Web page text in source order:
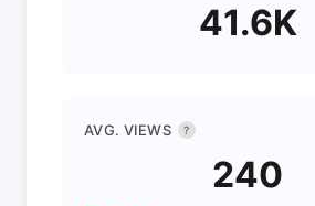
41.6K
AVG. VIEWS ?
240